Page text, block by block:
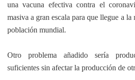
una vacuna efectiva contra el
masiva a gran escala para que llegue a
población mundial.
Otro problema añadido sería
suficientes sin afectar la producción de